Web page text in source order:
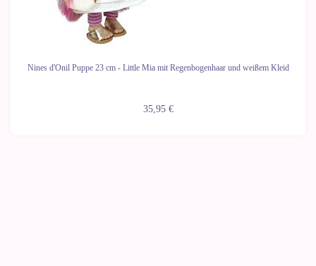
Nines d'Onil Puppe 23 cm - Little Mia mit Regenbogenhaar und weißem Kleid
35,95 €